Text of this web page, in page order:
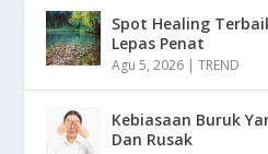
Spot Healing
Lepas Penat
Agu 5, 2026 |TREND
Kebiasaan Buruk
Dan Rusak